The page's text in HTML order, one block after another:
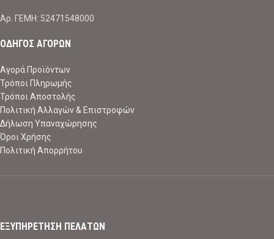
Aρ. ΓΕΜΗ: 52471548000
ΟΔΗΓΟΣ ΑΓΟΡΩΝ
Αγορά Προϊόντων
Τρόποι Πληρωμής
Τρόποι Αποστολής
Πολιτική Αλλαγών & Επιστροφών
Δήλωση Υπαναχώρησης
Όροι Χρήσης
Πολιτική Απορρήτου
ΕΞΥΠΗΡΕΤΗΣΗ ΠΕΛΑΤΩΝ